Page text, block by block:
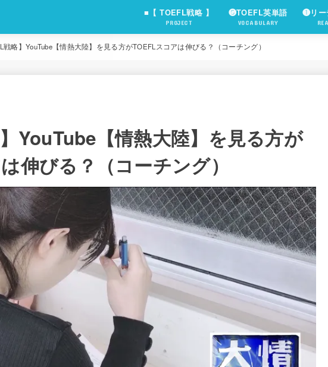
■【 TOEFL戦略 】
PROJECT
❺TOEFL英単語
VOCABULARY
❶リー
戦略】YouTube【情熱大陸】を見る方がTOEFLスコアは伸びる？（コーチング）
】YouTube【情熱大陸】を見る方が
伸びる？（コーチング）